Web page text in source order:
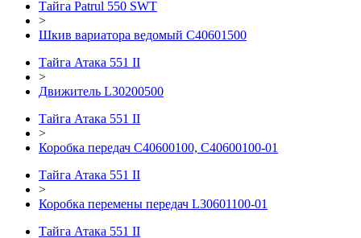
Тайга Patrul 550 SWT
>
Шкив вариатора ведомый C40601500
Тайга Атака 551 II
>
Движитель L30200500
Тайга Атака 551 II
>
Коробка передач C40600100, C40600100-01
Тайга Атака 551 II
>
Коробка перемены передач L30601100-01
Тайга Атака 551 II